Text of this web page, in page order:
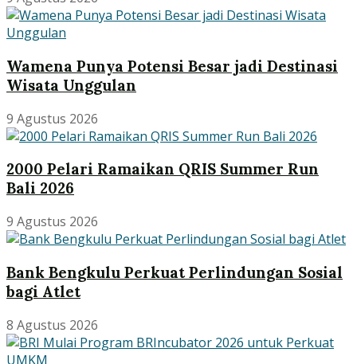
Wamena Punya Potensi Besar jadi Destinasi
Wisata Unggulan
9 Agustus 2026
2000 Pelari Ramaikan QRIS Summer Run
Bali 2026
9 Agustus 2026
Bank Bengkulu Perkuat Perlindungan Sosial
bagi Atlet
8 Agustus 2026